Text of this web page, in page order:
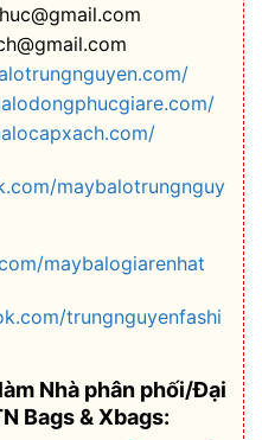
maybalotrungnguy
maybalogiarenhat
trungnguyenfashi
Nhà phân phối/Đại
Bags & Xbags: